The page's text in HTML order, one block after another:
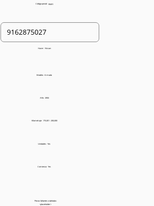
Código postal: 95691
Hacer: Nissan
Modelo: Armada
Año: 2004
Kilometraje: 175,001 - 200,000
Unidades: Yes
Comienza: Yes
Piezas faltantes o dañadas:
<placeholder>